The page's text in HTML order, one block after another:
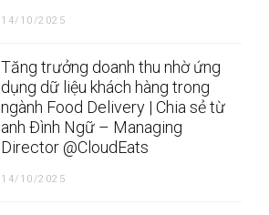
14/10/2025
Tăng trưởng doanh thu nhờ ứng
dụng dữ liệu khách hàng trong
ngành Food Delivery | Chia sẻ từ
anh Đình Ngữ – Managing
Director @CloudEats
14/10/2025